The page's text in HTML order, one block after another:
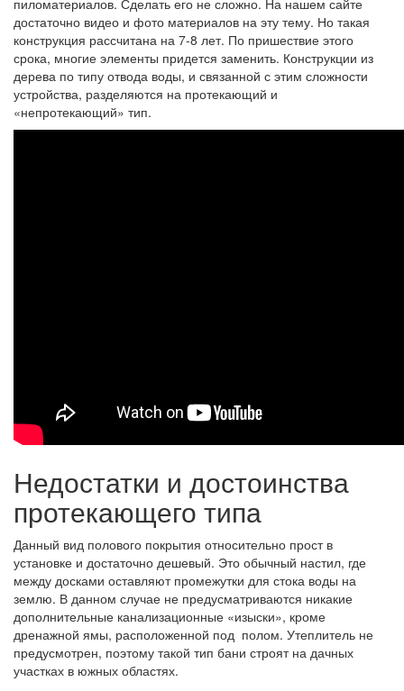
пиломатериалов. Сделать его не сложно. На нашем сайте
достаточно видео и фото материалов на эту тему. Но такая
конструкция рассчитана на 7-8 лет. По пришествие этого
срока, многие элементы придется заменить. Конструкции из
дерева по типу отвода воды, и связанной с этим сложности
устройства, разделяются на протекающий и
«непротекающий» тип.
Недостатки и достоинства
протекающего типа
Данный вид полового покрытия относительно прост в
установке и достаточно дешевый. Это обычный настил, где
между досками оставляют промежутки для стока воды на
землю. В данном случае не предусматриваются никакие
дополнительные канализационные «изыски», кроме
дренажной ямы, расположенной под полом. Утеплитель не
предусмотрен, поэтому такой тип бани строят на дачных
участках в южных областях.